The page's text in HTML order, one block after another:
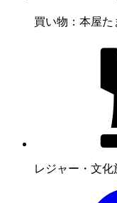
買い物：本屋た
レジャー・文化